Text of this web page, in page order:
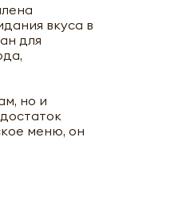
вкуса в
для
но и
меню, он